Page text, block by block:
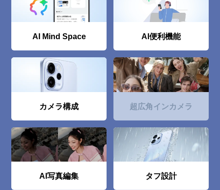
AI Mind Space AI便利機能
カメラ構成 超広⾓インカメラ
AI写真編集 タフ設計